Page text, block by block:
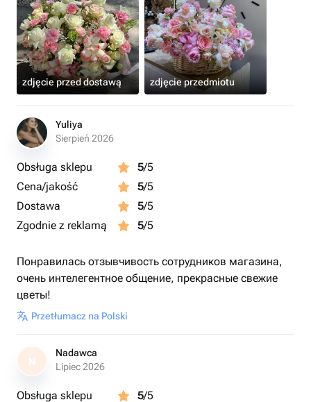
zdjęcie przed dostawą zdjęcie przedmiotu
Yuliya
Sierpień 2026
Obsługa sklepu 5/5
Cena/jakość
5/5
Dostawa
5/5
Zgodnie z reklamą
5/5
Понравилась отзывчивость сотрудников магазина,
очень интелегентное общение, прекрасные свежие
цветы!
Przetłumacz na Polski
N
Nadawca
Lipiec 2026
Obsługa sklepu 5/5